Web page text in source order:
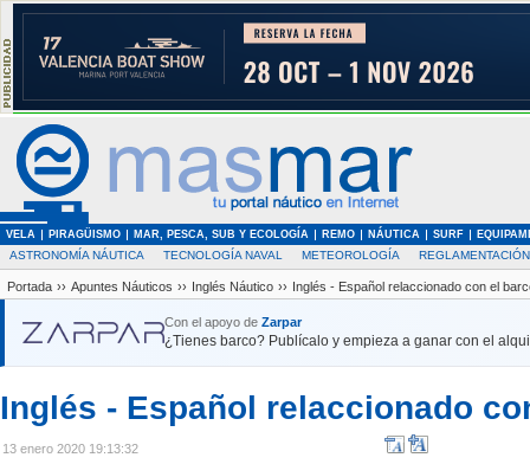
VELA PIRAGÜISMO MAR, PESCA, SUB Y ECOLOGÍA REMO NÁUTICA SURF
ASTRONOMÍA NÁUTICA TECNOLOGÍA NAVAL METEOROLOGÍA REGLAMENTACIÓN
Portada ›› Apuntes Náuticos ›› Inglés Náutico ›› Inglés - Español relaccionado con el
Con el apoyo de Zarpar
¿Tienes barco? Publícalo y empieza a ganar con el
Inglés - Español relaccionado
13 enero 2020 19:13:32